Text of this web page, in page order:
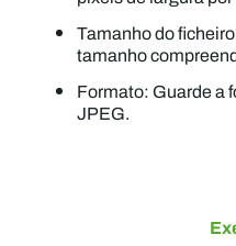
Tamanho do
tamanho
Formato: Guarde a
JPEG.